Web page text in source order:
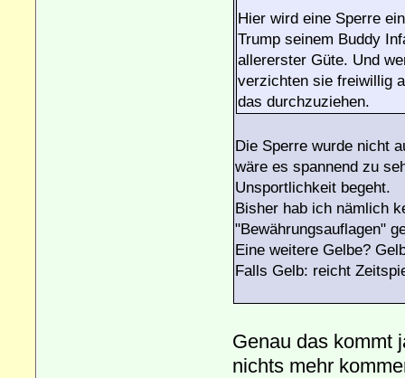
Hier wird eine Sperre
Trump seinem Buddy
allererster Güte. Und
verzichten sie freiwillig
das durchzuziehen.
Die Sperre wurde nicht
wäre es spannend zu
Unsportlichkeit begeht.
Bisher hab ich nämlich
"Bewährungsauflagen"
Eine weitere Gelbe?
Falls Gelb: reicht
Genau das kommt
nichts mehr